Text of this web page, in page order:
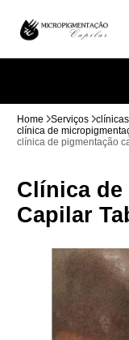
Home Serviços
clínica de
clínica de pigmentação
Clínica de
Capilar